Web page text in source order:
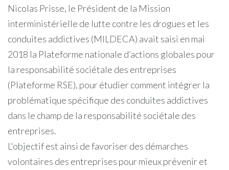
Nicolas Prisse, le Président de la Mission
interministérielle de lutte contre les drogues et les
conduites addictives (MILDECA) avait saisi en mai
2018 la Plateforme nationale d’actions globales pour
la responsabilité sociétale des entreprises
(Plateforme RSE), pour étudier comment intégrer la
problématique spécifique des conduites addictives
dans le champ de la responsabilité sociétale des
entreprises.
L'objectif est ainsi de favoriser des démarches
volontaires des entreprises pour mieux prévenir et